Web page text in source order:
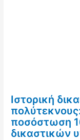
Ιστορική
ποσόστωση
δικαστικών